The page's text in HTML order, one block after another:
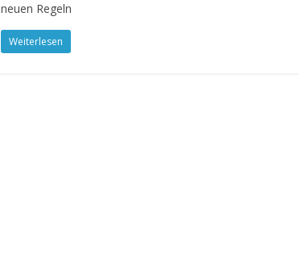
neuen Regeln
Weiterlesen